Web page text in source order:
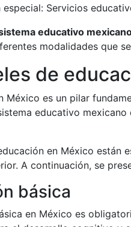
especial: Servicios
educativo
modalidades que
de
México es un pilar
educativo
en México están
A continuación, se
básica
en México es